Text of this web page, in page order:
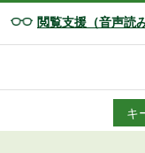
閲覧支援（音声読
キ